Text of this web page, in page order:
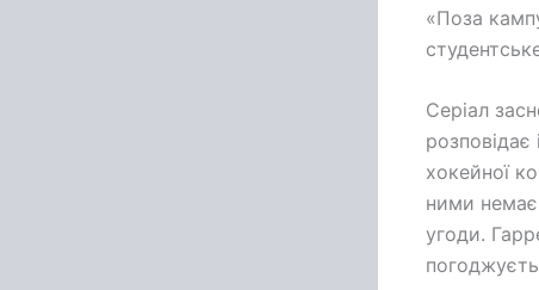
«Поза
Серіал
розповідає
хокейної
ними немає
угоди.